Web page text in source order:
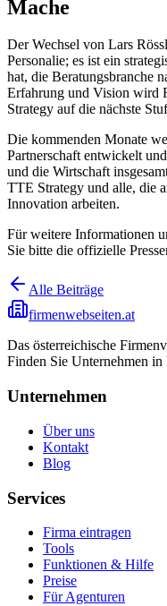
Mache
Der Wechsel von Lars
Personalie; es ist ein
hat, die Beratungsbranche
Erfahrung und Vision wird
Strategy auf die nächste
Die kommenden Monate
Partnerschaft entwickelt
und die Wirtschaft
TTE Strategy und alle, die
Innovation arbeiten.
Für weitere Informationen
Sie bitte die offizielle
Alle Beiträge
firmenwebseiten.at
Das österreichische
Finden Sie Unternehmen in
Unternehmen
Über uns
Kontakt
Blog
Services
Firma eintragen
Tools
Funktionen & Hilfe
Preise
Für Agenturen